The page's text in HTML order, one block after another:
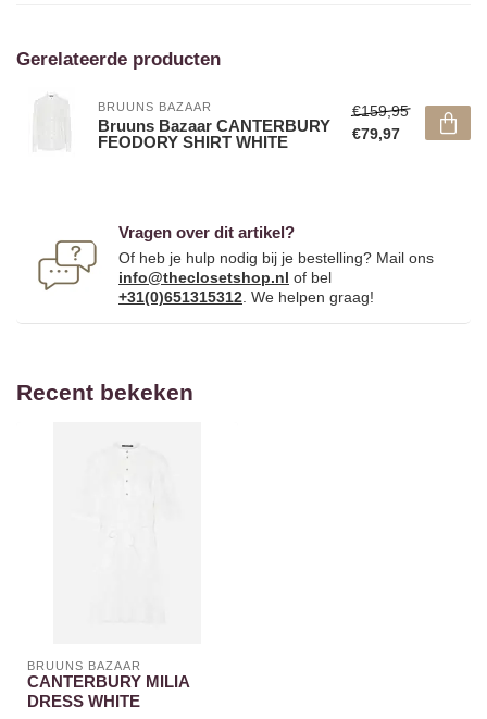
Gerelateerde producten
BRUUNS BAZAAR
Bruuns Bazaar CANTERBURY
FEODORY SHIRT WHITE
€159,95
€79,97
Vragen over dit artikel?
Of heb je hulp nodig bij je bestelling? Mail ons
info@theclosetshop.nl of bel
+31(0)651315312 . We helpen graag!
Recent bekeken
BRUUNS BAZAAR
CANTERBURY MILIA
DRESS WHITE